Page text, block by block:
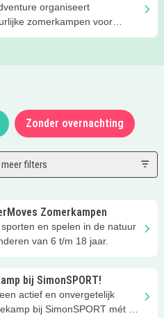
organiseert
zomerkampen voor
van 5 t/m 13 jaar!
Zonder overnachting
filters
Zomerkampen
en spelen in de natuur
van 6 t/m 18 jaar.
bij SimonSPORT!
actief en onvergetelijk
bij SimonSPORT mét en